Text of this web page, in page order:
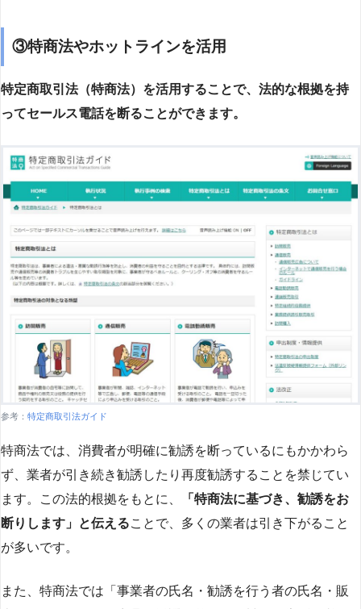
③特商法やホットラインを活用
特定商取引法（特商法）を活用することで、法的な根拠を持
ってセールス電話を断ることができます。
参考： 特定商取引法ガイド
特商法では、消費者が明確に勧誘を断っているにもかかわら
ず、業者が引き続き勧誘したり再度勧誘することを禁じてい
ます。この法的根拠をもとに、
「特商法に基づき、勧誘をお
断りします」と伝えることで、多くの業者は引き下がること
が多いです​​。
また、特商法では「事業者の氏名・勧誘を行う者の氏名・販